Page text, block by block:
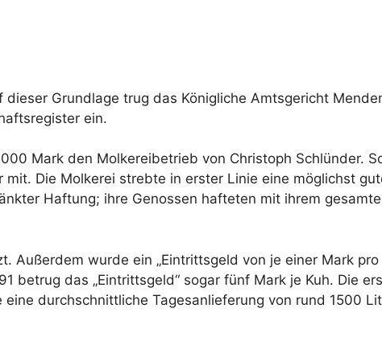
Grundlage trug das Königliche Amtsgericht
ein.
Mark den Molkereibetrieb von Christoph Schlünder.
Die Molkerei strebte in erster Linie eine möglichst
Haftung; ihre Genossen hafteten mit ihrem
wurde ein „Eintrittsgeld von je einer Mark pro
betrug das „Eintrittsgeld“ sogar fünf Mark je Kuh. Die
durchschnittliche Tagesanlieferung von rund 1500